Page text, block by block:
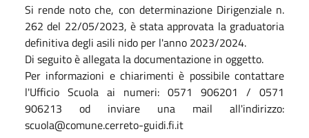
Si rende noto che, con determinazione Dirigenziale n.
262 del 22/05/2023, è stata approvata la graduatoria
definitiva degli asili nido per l'anno 2023/2024.
Di seguito è allegata la documentazione in oggetto.
Per informazioni e chiarimenti è possibile contattare
l'Ufficio Scuola ai numeri: 0571 906201 / 0571
906213 od inviare una mail all'indirizzo:
scuola@comune.cerreto-guidi.fi.it